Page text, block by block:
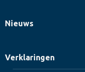
Nieuws
Verklaringen